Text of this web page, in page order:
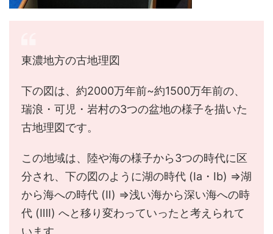
東濃地方の古地理図
下の図は、約2000万年前~約1500万年前の、
瑞浪・可児・岩村の3つの盆地の様子を描いた
古地理図です。
この地域は、陸や海の様子から3つの時代に区
分され、下の図のように湖の時代 (Ia・Ib) ⇒湖
から海への時代 (Ⅱ) ⇒浅い海から深い海への時
代 (ⅢI) へと移り変わっていったと考えられて
います。